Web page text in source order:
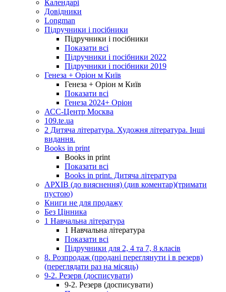
Календарі
Довідники
Longman
Підручники і посібники
Підручники і посібники
Показати всі
Підручники і посібники 2022
Підручники і посібники 2019
Генеза + Оріон м Київ
Генеза + Оріон м Київ
Показати всі
Генеза 2024+ Оріон
АСС-Центр Москва
109.te.ua
2 Дитяча література. Художня література. Інші
видання.
Books in print
Books in print
Показати всі
Books in print. Дитяча література
АРХІВ (до вияснення) (див коментар)(тримати
пустою)
Книги не для продажу
Без Цінника
1 Навчальна література
1 Навчальна література
Показати всі
Підручники для 2, 4 та 7, 8 класів
8. Розпродаж (продані переглянути і в резерв)
(переглядати раз на місяць)
9-2. Резерв (досписувати)
9-2. Резерв (досписувати)